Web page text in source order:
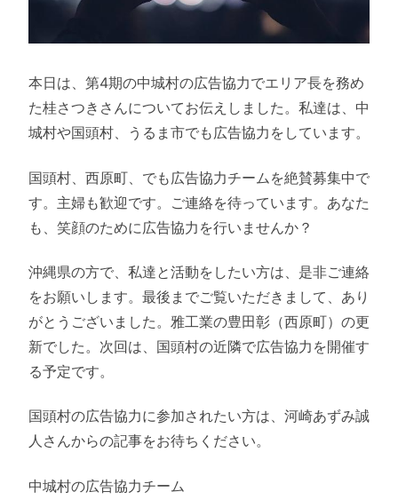
本日は、第4期の中城村の広告協力でエリア長を務め
た桂さつきさんについてお伝えしました。私達は、中
城村や国頭村、うるま市でも広告協力をしています。
国頭村、西原町、でも広告協力チームを絶賛募集中で
す。主婦も歓迎です。ご連絡を待っています。あなた
も、笑顔のために広告協力を行いませんか？
沖縄県の方で、私達と活動をしたい方は、是非ご連絡
をお願いします。最後までご覧いただきまして、あり
がとうございました。雅工業の豊田彰（西原町）の更
新でした。次回は、国頭村の近隣で広告協力を開催す
る予定です。
国頭村の広告協力に参加されたい方は、河崎あずみ誠
人さんからの記事をお待ちください。
中城村の広告協力チーム